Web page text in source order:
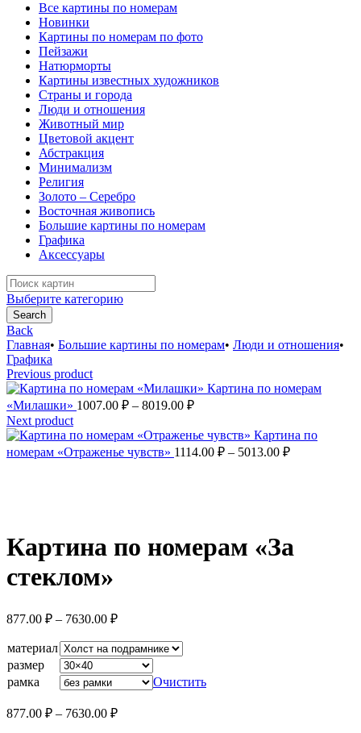
Все картины по номерам
Новинки
Картины по номерам по фото
Пейзажи
Натюрморты
Картины известных художников
Страны и города
Люди и отношения
Животный мир
Цветовой акцент
Абстракция
Минимализм
Религия
Золото – Серебро
Восточная живопись
Большие картины по номерам
Графика
Аксессуары
Search
for:
Выберите категорию
Search
Back
Главная• Большие картины по номерам• Люди и отношения•
Графика
Previous product
Картина по номерам
«Милашки» 1007.00 ₽ – 8019.00 ₽Диапазон
1007.00 ₽
–
Next product
Картина по
номерам «Отраженье чувств» 1114.00 ₽ – 5013.00 ₽Диапазон
Картина по номерам «За
стеклом»
877.00 ₽ – 7630.00 ₽Диапазон
877.00 ₽
–
7630.00 ₽
материал
размер
рамка
Очистить
877.00 ₽ – 7630.00 ₽Диапазон